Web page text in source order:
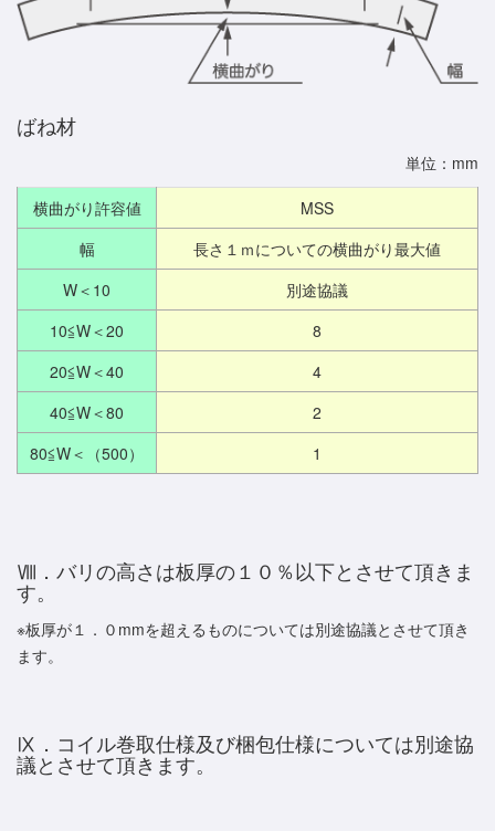
ばね材
単位：mm
横曲がり許容値
MSS
幅
長さ１ｍについての横曲がり最大値
W＜10
別途協議
10≦W＜20
8
20≦W＜40
4
40≦W＜80
2
80≦W＜（500）
1
Ⅷ．バリの高さは板厚の１０％以下とさせて頂きま
す。
※板厚が１．０mmを超えるものについては別途協議とさせて頂き
ます。
Ⅸ．コイル巻取仕様及び梱包仕様については別途協
議とさせて頂きます。